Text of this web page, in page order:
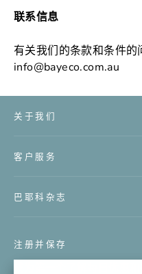
联系信息
有关我们的条款和条件的
info@bayeco.com.au
关于我们
客户服务
巴耶科杂志
注册并保存